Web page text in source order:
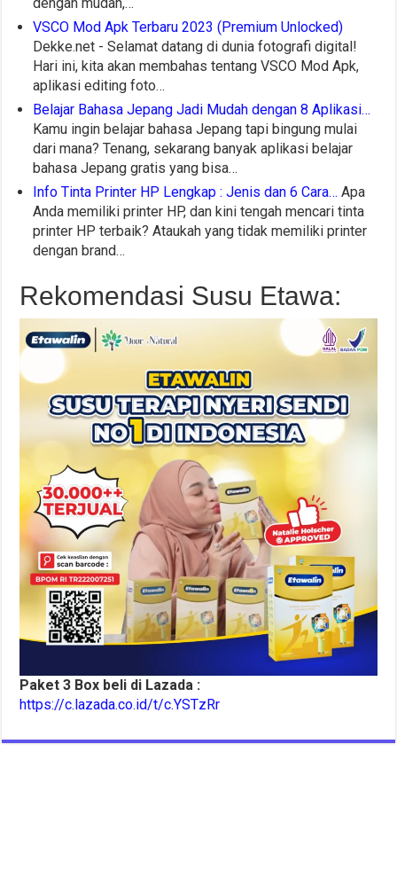
VSCO Mod Apk Terbaru 2023 (Premium Unlocked)
Dekke.net - Selamat datang di dunia fotografi digital!
Hari ini, kita akan membahas tentang VSCO Mod Apk,
aplikasi editing foto…
Belajar Bahasa Jepang Jadi Mudah dengan 8 Aplikasi…
Kamu ingin belajar bahasa Jepang tapi bingung mulai
dari mana? Tenang, sekarang banyak aplikasi belajar
bahasa Jepang gratis yang bisa…
Info Tinta Printer HP Lengkap : Jenis dan 6 Cara… Apa
Anda memiliki printer HP, dan kini tengah mencari tinta
printer HP terbaik? Ataukah yang tidak memiliki printer
dengan brand…
Rekomendasi Susu Etawa:
Paket 3 Box beli di Lazada :
https://c.lazada.co.id/t/c.YSTzRr